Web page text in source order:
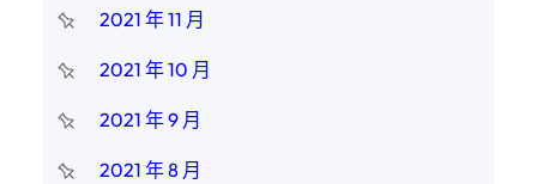
2021 年 11 月
2021 年 10 月
2021 年 9 月
2021 年 8 月